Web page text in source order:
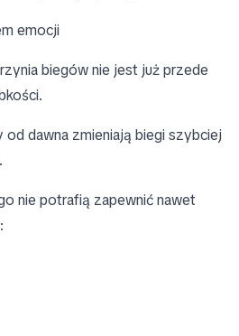
emocji
biegów nie jest już przede
dawna zmieniają biegi szybciej
nie potrafią zapewnić nawet